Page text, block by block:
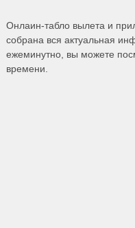
Онлаин-табло вылета и
собрана вся актуальная
ежеминутно, вы можете
времени.